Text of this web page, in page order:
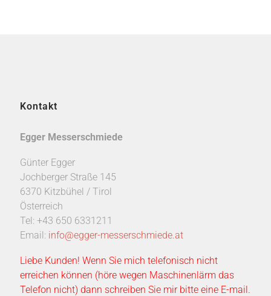
Kontakt
Egger Messerschmiede
Günter Egger
Jochberger Straße 145
6370 Kitzbühel / Tirol
Österreich
Tel: +43 650 6331211
Email: info@egger-messerschmiede.at
Liebe Kunden! Wenn Sie mich telefonisch nicht
erreichen können (höre wegen Maschinenlärm das
Telefon nicht) dann schreiben Sie mir bitte eine E-mail.